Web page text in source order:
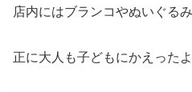
店内にはブランコやぬいぐる
正に大人も子どもにかえった